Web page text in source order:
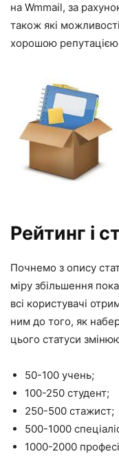
на Wmmail, за
також які
хорошою
Рейтинг і
Почнемо з опису
міру збільшення
всі користувачі
ним до того, як
цього статуси
50-100 учень;
100-250 студент;
250-500 стажист;
500-1000
1000-2000